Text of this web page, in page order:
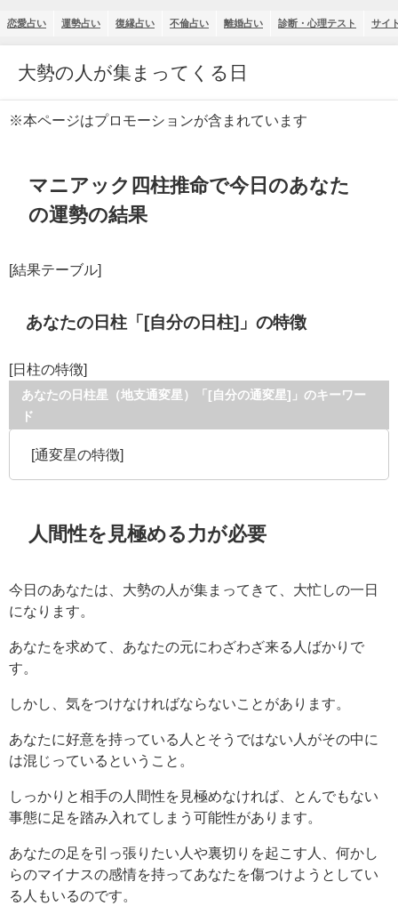
恋愛占い 運勢占い 復縁占い 不倫占い 離婚占い 診断・心理テスト サイ
大勢の人が集まってくる日
※本ページはプロモーションが含まれています
マニアック四柱推命で今日のあなた
の運勢の結果
[結果テーブル]
あなたの日柱「[自分の日柱]」の特徴
[日柱の特徴]
あなたの日柱星（地支通変星）「[自分の通変星]」のキーワー
ド
[通変星の特徴]
人間性を見極める力が必要
今日のあなたは、大勢の人が集まってきて、大忙しの一日
になります。
あなたを求めて、あなたの元にわざわざ来る人ばかりで
す。
しかし、気をつけなければならないことがあります。
あなたに好意を持っている人とそうではない人がその中に
は混じっているということ。
しっかりと相手の人間性を見極めなければ、とんでもない
事態に足を踏み入れてしまう可能性があります。
あなたの足を引っ張りたい人や裏切りを起こす人、何かし
らのマイナスの感情を持ってあなたを傷つけようとしてい
る人もいるのです。